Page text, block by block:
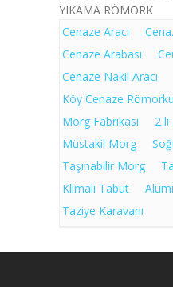
YIKAMA RÖMORK
Cenaze Aracı
Cenaze Arabası
Cenaze Nakil Aracı
Köy Cenaze Römorku
Morg Fabrikası
2 li
Müstakil Morg
Taşınabilir Morg
Klimalı Tabut
Taziye Karavanı